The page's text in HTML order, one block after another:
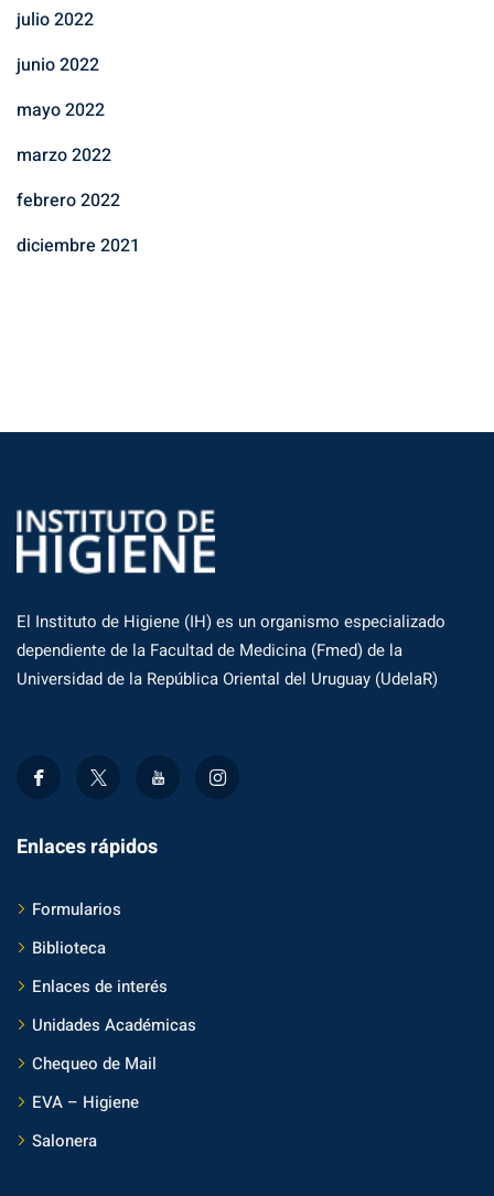
julio 2022
junio 2022
mayo 2022
marzo 2022
febrero 2022
diciembre 2021
El Instituto de Higiene (IH) es un organismo especializado
dependiente de la Facultad de Medicina (Fmed) de la
Universidad de la República Oriental del Uruguay (UdelaR)
Enlaces rápidos
Formularios
Biblioteca
Enlaces de interés
Unidades Académicas
Chequeo de Mail
EVA – Higiene
Salonera